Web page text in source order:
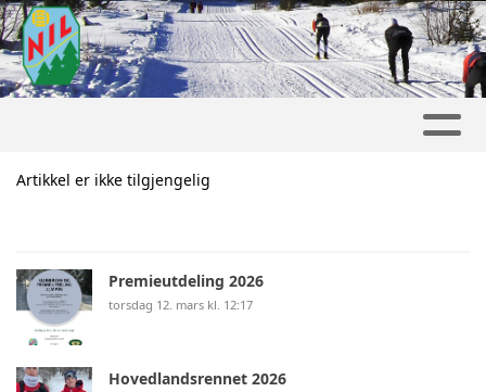
Artikkel er ikke tilgjengelig
Premieutdeling 2026
torsdag 12. mars kl. 12:17
Hovedlandsrennet 2026